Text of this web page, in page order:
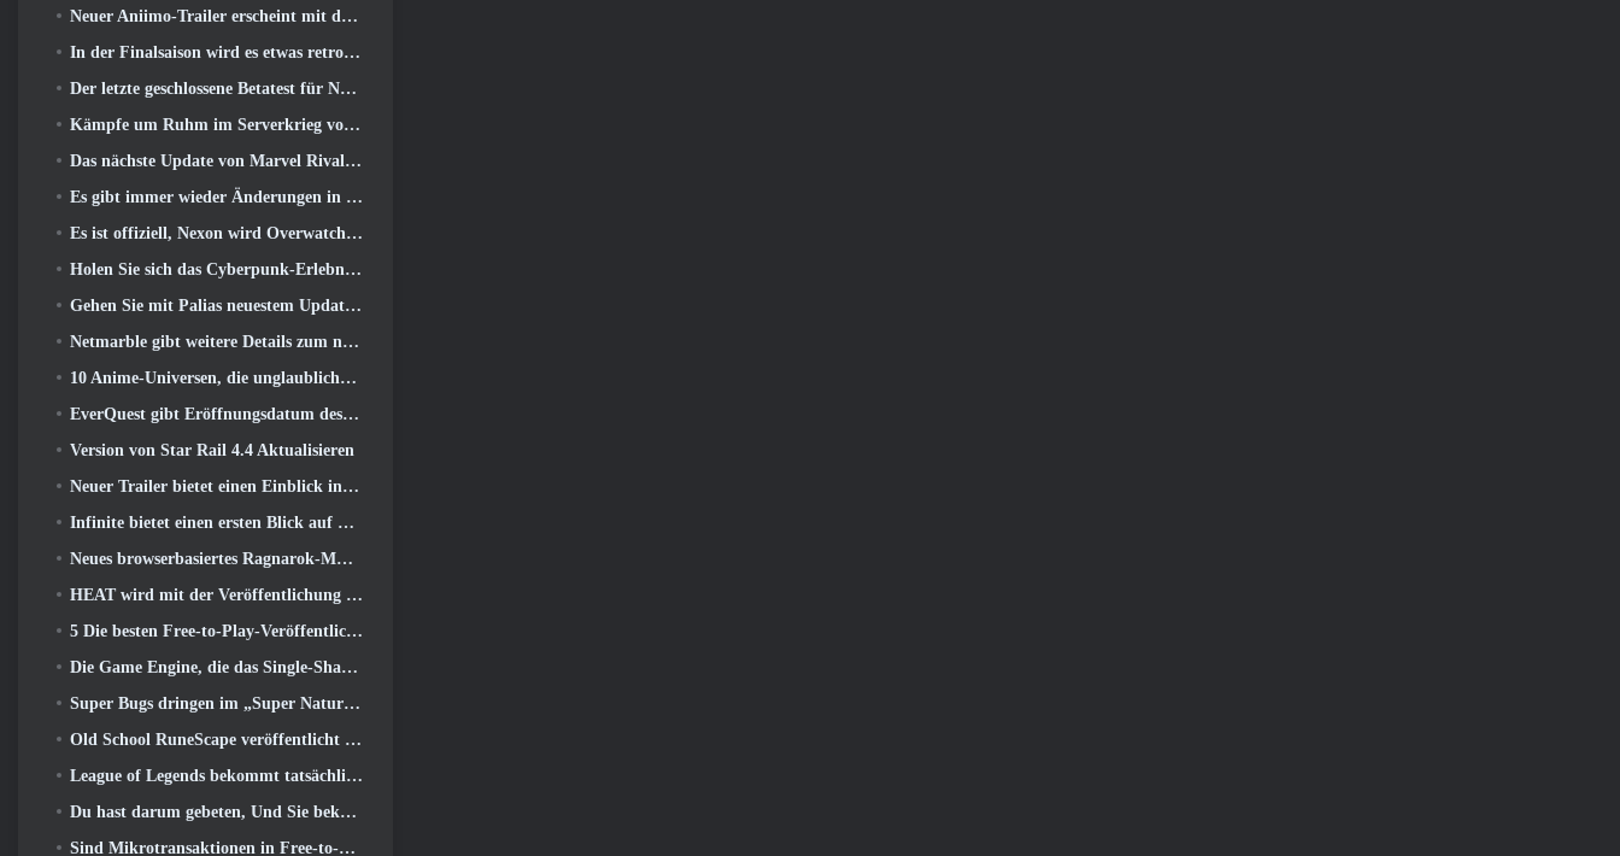
Neuer Aniimo-Trailer erscheint mit der Veröffentlichung des neuesten geschlossenen Betatests
In der Finalsaison wird es etwas retro 11 Aktualisieren
Der letzte geschlossene Betatest für Nexons F2P-Shooter Sudden Attack Zero Point hat heute begonnen
Kämpfe um Ruhm im Serverkrieg von Lineage II
Das nächste Update von Marvel Rivals führt den Kampf zu den Göttern
Es gibt immer wieder Änderungen in RuneScape. Diesmal handelt es sich um Spielerunterkünfte
Es ist offiziell, Nexon wird Overwatch künftig in Südkorea veröffentlichen
Holen Sie sich das Cyberpunk-Erlebnis, Komplett mit Cyberpsychose, Im nächsten Crossover-Event von Apex Legends
Gehen Sie mit Palias neuestem Update an den Strand
Netmarble gibt weitere Details zum nächsten Solo-Leveling-Spiel bekannt, Solo-Leveling: KARMA auf der Anime Expo
10 Anime-Universen, die unglaubliche MMOs ergeben würden
EverQuest gibt Eröffnungsdatum des zweiten bekannt 2026 Zeitlich begrenzter Erweiterungsserver
Version von Star Rail 4.4 Aktualisieren
Neuer Trailer bietet einen Einblick in das Gameplay in Silver Palace
Infinite bietet einen ersten Blick auf den Meerjungfrauen-ähnlichen Helden, der in SS13 erscheint: Nachlicht
Neues browserbasiertes Ragnarok-MMORPG, Ragnarok-Universum angekündigt
HEAT wird mit der Veröffentlichung einer neuen Wüstenkarte heißer
5 Die besten Free-to-Play-Veröffentlichungen von 2025, Lohnt es sich noch, in ihnen zu spielen? 2026?
Die Game Engine, die das Single-Shard-Universum von Eve Online antreibt, ist jetzt Open Source
Super Bugs dringen im „Super Natural“-Update in Super Animal Royale ein
Old School RuneScape veröffentlicht die Großmeisterquest „The Blood Moon Rises“., Eine 20-jährige Questreihe geht zu Ende
League of Legends bekommt tatsächlich einen klassischen Modus
Du hast darum gebeten, Und Sie bekommen es. Gilden sind jetzt in Eterspire verfügbar
Sind Mikrotransaktionen in Free-to-Play-Spielen zu weit gegangen??